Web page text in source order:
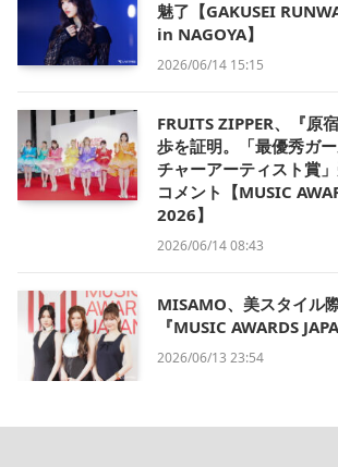
魅了【GAKUSEI
in NAGOYA】
2026/06/14 15:15
FRUITS ZIPPER、『原
歩を証明。「最優秀ガ
チャーアーティスト賞
コメント【MUSIC
2026】
2026/06/14 08:43
MISAMO、美スタイル
『MUSIC AWARDS
2026/06/13 23:54